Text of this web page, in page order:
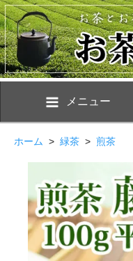
メニュー
ホーム > 緑茶 > 煎茶